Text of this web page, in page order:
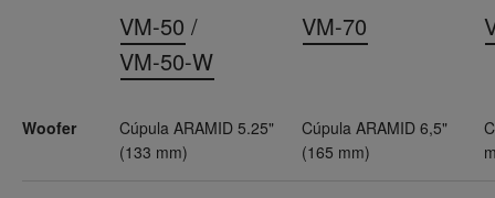
Woofer
VM-50 /
VM-50-W
Cúpula ARAMID 5.25"
(133 mm)
VM-70
Cúpula ARAMID 6,5"
(165 mm)